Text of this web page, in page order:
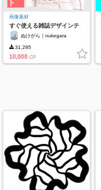
画像素材
すぐ使える雑誌デザインテ
ンプレート｜テキスト編集
可
ぬけがら｜nukegara
31,295
10,000 CP